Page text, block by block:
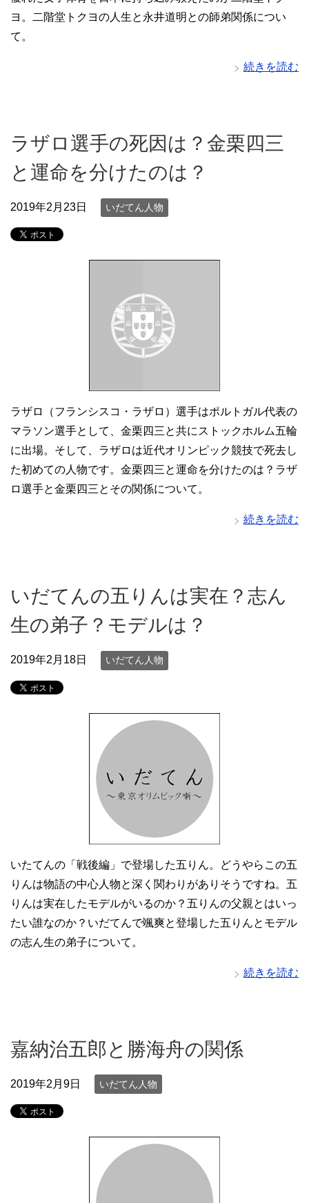
ヨ。二階堂トクヨの人生と永井道明との師弟関係につい
て。
続きを読む
ラザロ選手の死因は？金栗四三
と運命を分けたのは？
2019年2月23日 いだてん人物
ラザロ（フランシスコ・ラザロ）選手はポルトガル代表の
マラソン選手として、金栗四三と共にストックホルム五輪
に出場。そして、ラザロは近代オリンピック競技で死去し
た初めての人物です。金栗四三と運命を分けたのは？ラザ
ロ選手と金栗四三とその関係について。
続きを読む
いだてんの五りんは実在？志ん
生の弟子？モデルは？
2019年2月18日 いだてん人物
いたてんの「戦後編」で登場した五りん。どうやらこの五
りんは物語の中心人物と深く関わりがありそうですね。五
りんは実在したモデルがいるのか？五りんの父親とはいっ
たい誰なのか？いだてんで颯爽と登場した五りんとモデル
の志ん生の弟子について。
続きを読む
嘉納治五郎と勝海舟の関係
2019年2月9日 いだてん人物